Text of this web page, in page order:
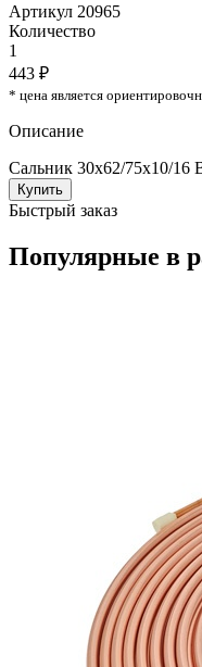
Артикул 20965
Количество
1
443 ₽
* цена является
Описание
Сальник 30х62/75х10/16
Купить
Быстрый заказ
Популярные в